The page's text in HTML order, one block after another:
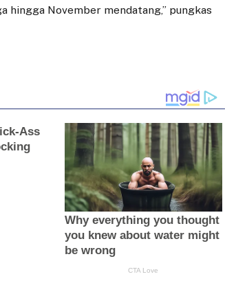
hingga November mendatang,” pungkas